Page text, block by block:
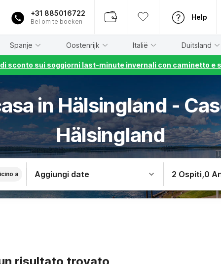
+31 885016722
Bel om te boeken
Help
Spanje Oostenrijk Italië Duitsland
sconto sui soggiorni last-minute invernali con caminetto e
in Hälsingland -
Hälsingland
a Aggiungi date 2 Ospiti,0